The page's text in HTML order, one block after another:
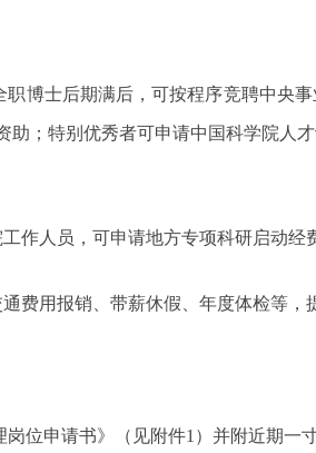
职博士后期满后，可按程序竞聘中央
助；特别优秀者可申请中国科学院人
作人员，可申请地方专项科研启动经
费用报销、带薪休假、年度体检等，
岗位申请书》（见附件1 ）并附近期一